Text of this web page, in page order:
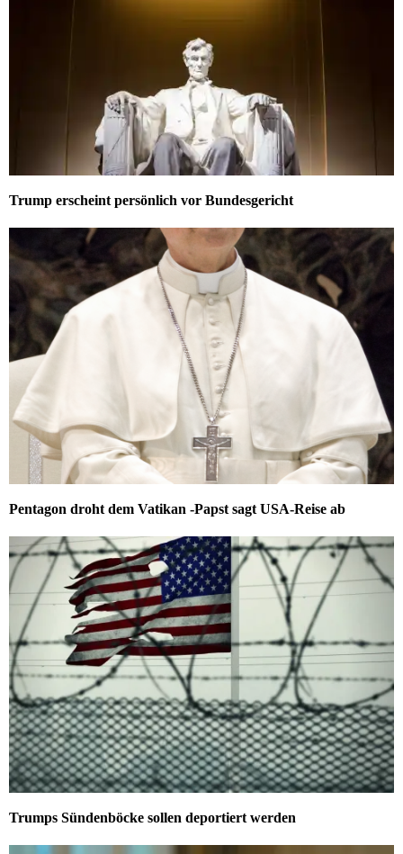
Trump erscheint persönlich vor Bundesgericht
Pentagon droht dem Vatikan -Papst sagt USA-Reise ab
Trumps Sündenböcke sollen deportiert werden